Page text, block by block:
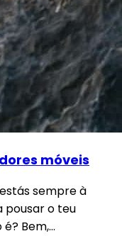
móveis
sempre à
pousar o teu
Bem,…